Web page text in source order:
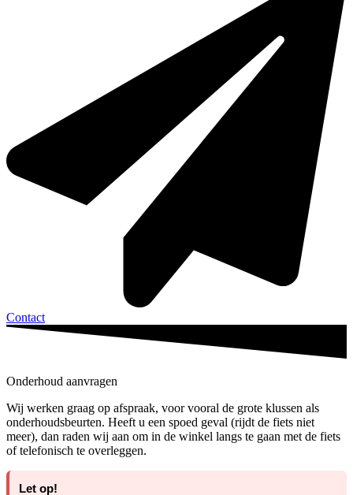
Contact
Onderhoud aanvragen
Wij werken graag op afspraak, voor vooral de grote klussen als
onderhoudsbeurten. Heeft u een spoed geval (rijdt de fiets niet
meer), dan raden wij aan om in de winkel langs te gaan met de fiets
of telefonisch te overleggen.
Let op!